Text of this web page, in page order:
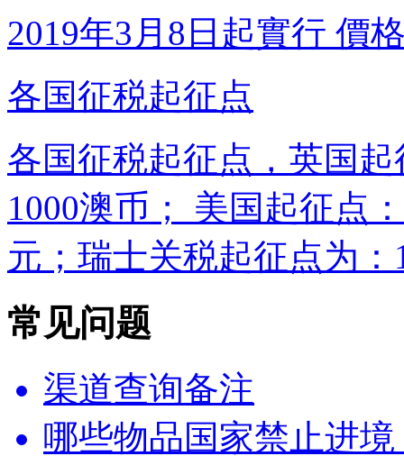
2019年3月8日起實行 價
各国征税起征点
各国征税起征点，英国
1000澳币； 美国起征点
元；瑞士关税起征点为：
常见问题
渠道查询备注
哪些物品国家禁止进境